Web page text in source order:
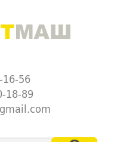
56
18-89